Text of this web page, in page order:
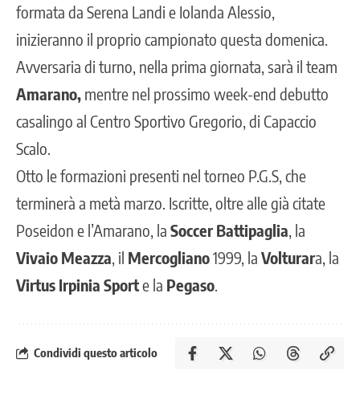
formata da Serena Landi e Iolanda Alessio,
inizieranno il proprio campionato questa domenica.
Avversaria di turno, nella prima giornata, sarà il team
Amarano, mentre nel prossimo week-end debutto
casalingo al Centro Sportivo Gregorio, di Capaccio
Scalo.
Otto le formazioni presenti nel torneo P.G.S, che
terminerà a metà marzo. Iscritte, oltre alle già citate
Poseidon e l’Amarano, la Soccer Battipaglia , la
Vivaio Meazza , il Mercogliano1999, la Volturara, la
Virtus Irpinia Sporte la Pegaso
Condividi questo articolo